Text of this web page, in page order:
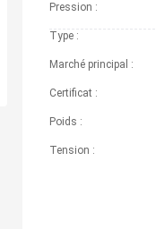
Pression :
Type :
Marché principal :
Certificat :
Poids :
Tension :